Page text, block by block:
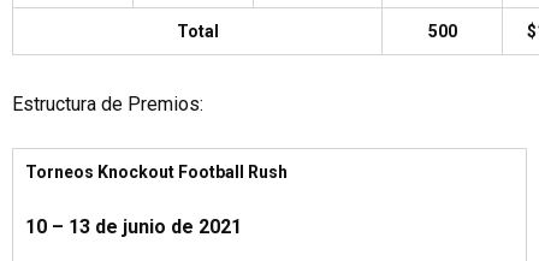
Total 500
Estructura de Premios:
Torneos Knockout Football Rush
10 – 13 de junio de 2021